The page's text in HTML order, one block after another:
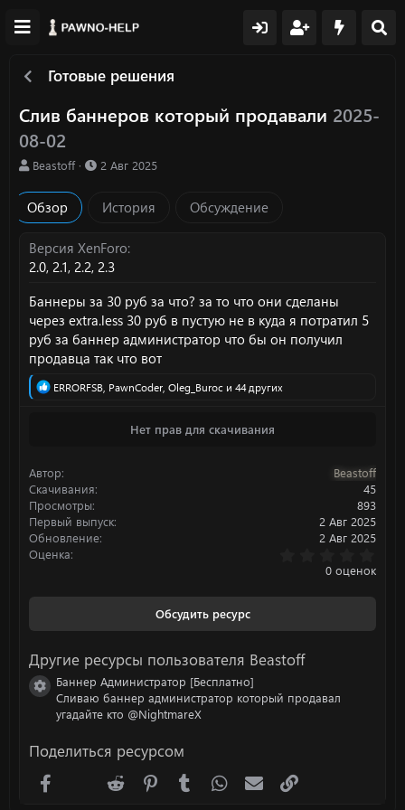
Готовые решения
Слив баннеров который продавали 2025-
08-02
А
т
о
Beastoff
Д
а
о
з
н
и
я
2 Авг 2025
Обзор История Обсуждение
Версия XenForo
2.0 2.1 2.2 2.3
Баннеры за 30 руб за что? за то что они сделаны
через extra.less 30 руб в пустую не в куда я потратил 5
руб за баннер администратор что бы он получил
продавца так что вот
Р
и
:
ERRORFSB, PаwnCoder, Oleg_Buroc и 44 других
Нет прав для скачивания
Автор
Beastoff
Скачивания
45
Просмотры
893
Первый выпуск
2 Авг 2025
Обновление
2 Авг 2025
Оценка
.
0
0 оценок
Обсудить ресурс
Другие ресурсы пользователя Beastoff
Иконка ресурса
Баннер Администратор [Бесплатно]
Сливаю баннер администратор который продавал
угадайте кто @NightmareX
Поделиться ресурсом
FacebookX (Twitter)
Reddit PinterestTumblr WhatsAppЭлектронная почта